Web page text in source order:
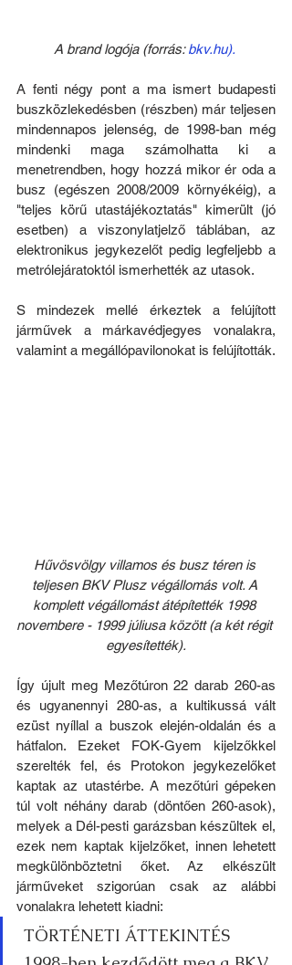
A brand logója (forrás: bkv.hu).
A fenti négy pont a ma ismert budapesti
buszközlekedésben (részben) már teljesen
mindennapos jelenség, de 1998-ban még
mindenki maga számolhatta ki a
menetrendben, hogy hozzá mikor ér oda a
busz (egészen 2008/2009 környékéig), a
"teljes körű utastájékoztatás" kimerült (jó
esetben) a viszonylatjelző táblában, az
elektronikus jegykezelőt pedig legfeljebb a
metrólejáratoktól ismerhették az utasok.
S mindezek mellé érkeztek a felújított
járművek a márkavédjegyes vonalakra,
valamint a megállópavilonokat is felújították.
Hűvösvölgy villamos és busz téren is
teljesen BKV Plusz végállomás volt. A
komplett végállomást átépítették 1998
novembere - 1999 júliusa között (a két régit
egyesítették).
Így újult meg Mezőtúron 22 darab 260-as
és ugyanennyi 280-as, a kultikussá vált
ezüst nyíllal a buszok elején-oldalán és a
hátfalon. Ezeket FOK-Gyem kijelzőkkel
szerelték fel, és Protokon jegykezelőket
kaptak az utastérbe. A mezőtúri gépeken
túl volt néhány darab (döntően 260-asok),
melyek a Dél-pesti garázsban készültek el,
ezek nem kaptak kijelzőket, innen lehetett
megkülönböztetni őket. Az elkészült
járműveket szigorúan csak az alábbi
vonalakra lehetett kiadni:
TÖRTÉNETI ÁTTEKINTÉS